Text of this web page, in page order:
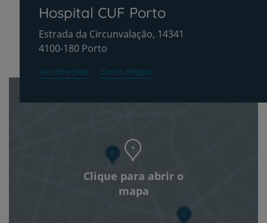
Hospital CUF Porto
Estrada da Circunvalação, 14341
4100-180 Porto
Ver direções Como chegar
Clique para abrir o
mapa